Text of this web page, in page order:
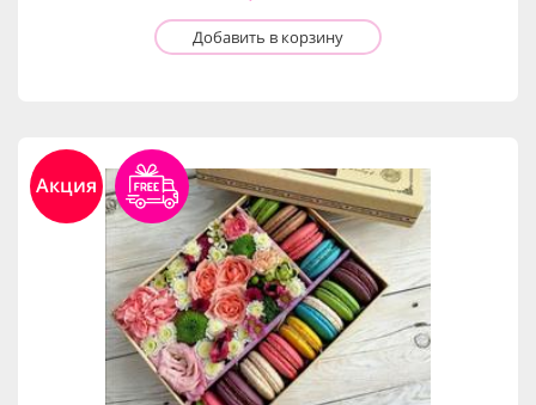
Добавить в корзину
Акция